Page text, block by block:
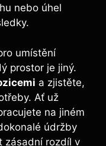
nebo úhel
umístění
prostor je jiný.
a zjistěte,
Ať‍ už
na jiném
údržby⁣
zásadní rozdíl v